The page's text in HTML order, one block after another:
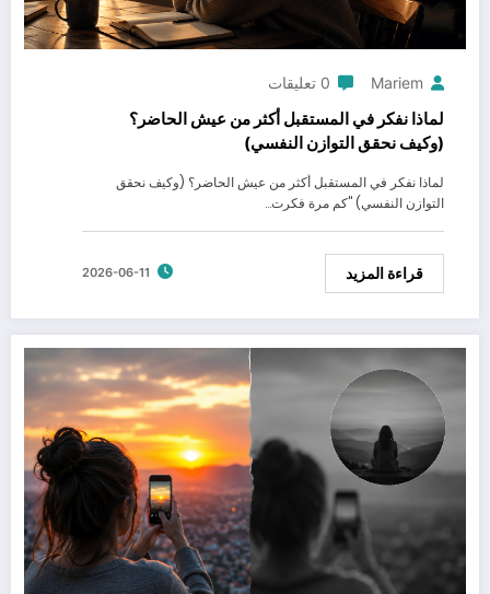
Mariem 0 تعليقات
لماذا نفكر في المستقبل أكثر من عيش الحاضر؟
(وكيف نحقق التوازن النفسي)
لماذا نفكر في المستقبل أكثر من عيش الحاضر؟ (وكيف نحقق
التوازن النفسي) "كم مرة فكرت…
قراءة المزيد 2026-06-11